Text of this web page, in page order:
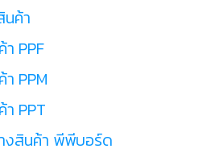
ค้า
PPF
PPM
PPT
งสินค้า พีพีบอร์ด